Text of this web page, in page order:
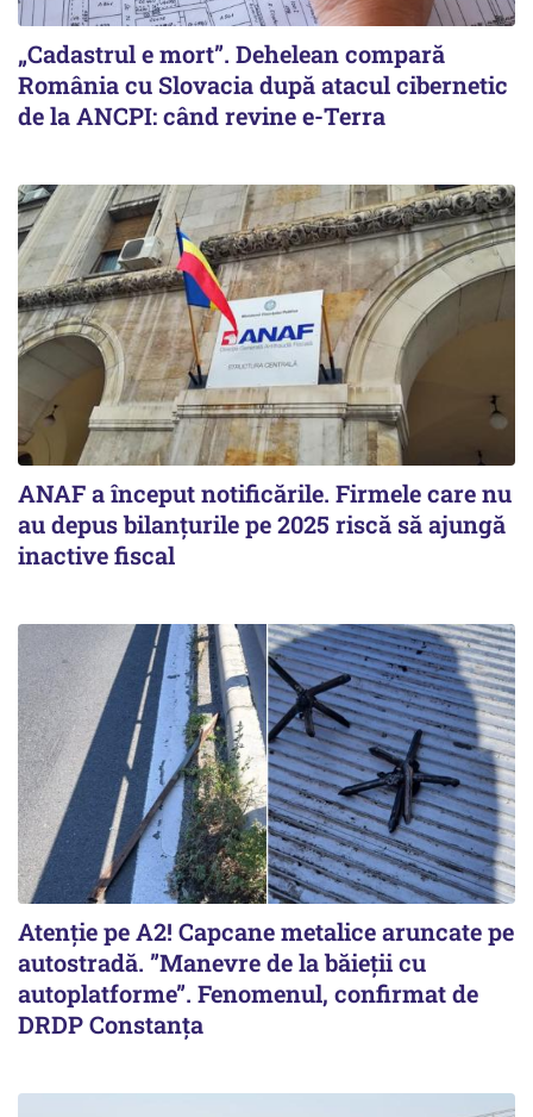
„Cadastrul e mort”. Dehelean compară
România cu Slovacia după atacul cibernetic
de la ANCPI: când revine e-Terra
ANAF a început notificările. Firmele care nu
au depus bilanțurile pe 2025 riscă să ajungă
inactive fiscal
Atenție pe A2! Capcane metalice aruncate pe
autostradă. ”Manevre de la băieții cu
autoplatforme”. Fenomenul, confirmat de
DRDP Constanța